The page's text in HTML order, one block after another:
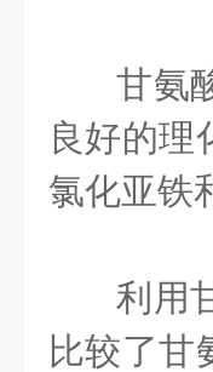
甘氨
良好的理
氯化亚铁
利用
比较了甘